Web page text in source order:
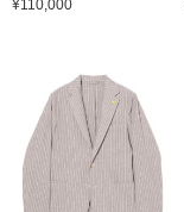
¥110,000